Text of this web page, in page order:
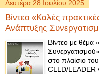
Δευτέρα 28 Ιουλίου 2025
Βίντεο «Καλές
Ανάπτυξης
Βίντεο με θέμα
στο πλαίσιο
CLLD/LEADER